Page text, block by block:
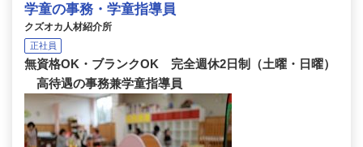
学童の事務・学童指導員
クズオカ人材紹介所
正社員
無資格OK・ブランクOK 完全週休2日制（土曜・日曜）
高待遇の事務兼学童指導員